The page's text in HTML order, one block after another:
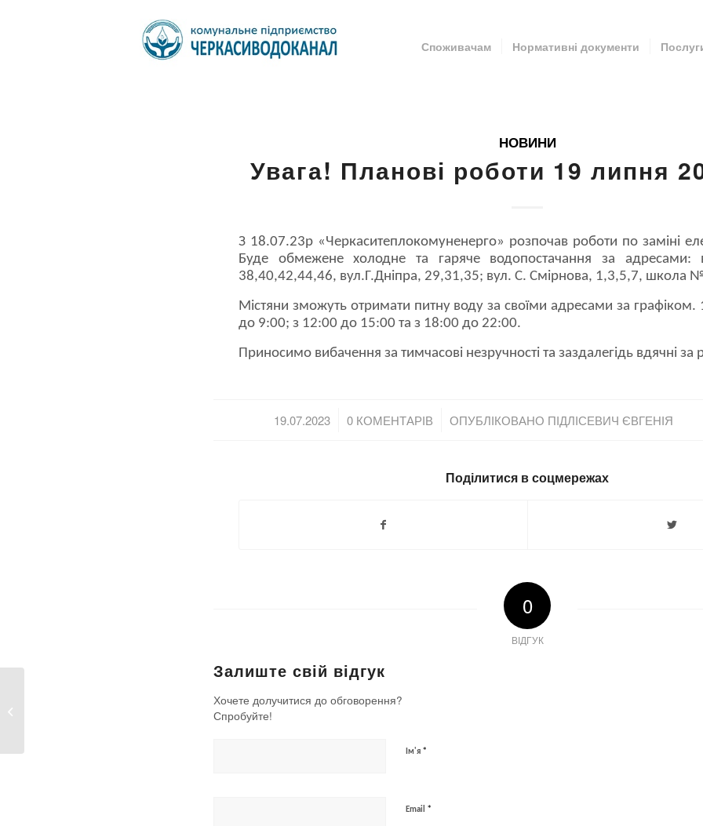
Споживачам Нормативні документи
НОВИНИ
Увага! Планові роботи 19 липня
З 18.07.23р «Черкаситеплокомуненерго» розпочав роботи по заміні
Буде обмежене холодне та гаряче водопостачання за адресами:
38,40,42,44,46, вул.Г.Дніпра, 29,31,35; вул. С. Смірнова, 1,3,5,7,
Містяни зможуть отримати питну воду за своїми адресами за
до 9:00; з 12:00 до 15:00 та з 18:00 до 22:00.
Приносимо вибачення за тимчасові незручності та заздалегідь вдячні за
19.07.2023
/ 0 КОМЕНТАРІВ
/ ОПУБЛІКОВАНО ПІДЛІСЕВИЧ ЄВГЕНІЯ
Поділитися в соцмережах
0
ВІДГУК
Залиште свій відгук
Хочете долучитися до обговорення?
Спробуйте!
Ім'я *
Email *